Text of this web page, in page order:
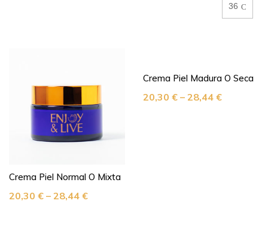
36
Crema Piel Normal O Mixta
20,30 € – 28,44 €
Crema Piel Madura O Seca
20,30 € – 28,44 €